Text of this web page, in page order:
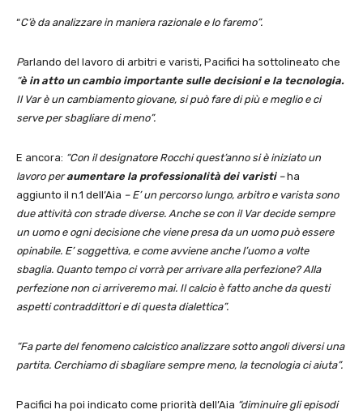
“C’è da analizzare in maniera razionale e lo faremo”.
Parlando del lavoro di arbitri e varisti, Pacifici ha sottolineato che
“è in atto un cambio importante sulle decisioni e la tecnologia.
Il Var è un cambiamento giovane, si può fare di più e meglio e ci
serve per sbagliare di meno”.
E ancora: “Con il designatore Rocchi quest’anno si è iniziato un
lavoro peraumentare la professionalità dei varisti–ha
aggiunto il n.1 dell’Aia – E’ un percorso lungo, arbitro e varista sono
due attività con strade diverse. Anche se con il Var decide sempre
un uomo e ogni decisione che viene presa da un uomo può essere
opinabile. E’ soggettiva, e come avviene anche l’uomo a volte
sbaglia. Quanto tempo ci vorrà per arrivare alla perfezione? Alla
perfezione non ci arriveremo mai. Il calcio è fatto anche da questi
aspetti contraddittori e di questa dialettica”.
“Fa parte del fenomeno calcistico analizzare sotto angoli diversi una
partita. Cerchiamo di sbagliare sempre meno, la tecnologia ci aiuta”.
Pacifici ha poi indicato come priorità dell’Aia “diminuire gli episodi